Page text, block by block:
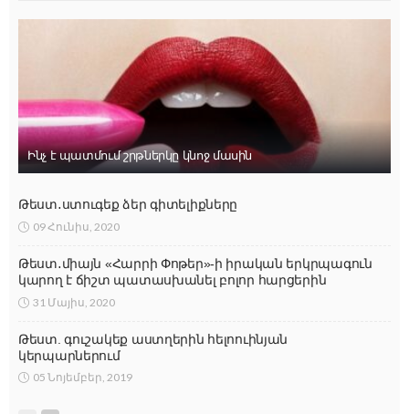
Ինչ է պատմում շրթներկը կնոջ մասին
Թեստ․ստուգեք ձեր գիտելիքները
09 Հունիս, 2020
Թեստ․միայն «Հարրի Փոթեր»-ի իրական երկրպագուն
կարող է ճիշտ պատասխանել բոլոր հարցերին
31 Մայիս, 2020
Թեստ. գուշակեք աստղերին հելոուինյան
կերպարներում
05 Նոյեմբեր, 2019